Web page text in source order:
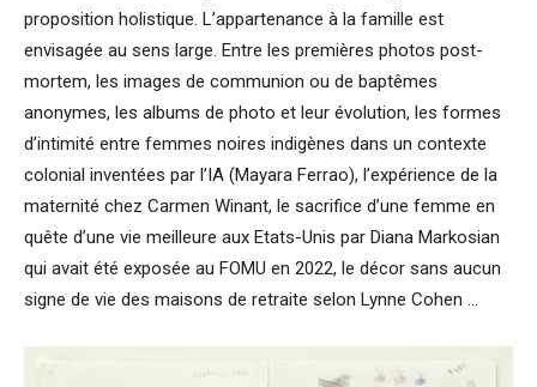
proposition holistique. L’appartenance à la famille est
envisagée au sens large. Entre les premières photos post-
mortem, les images de communion ou de baptêmes
anonymes, les albums de photo et leur évolution, les formes
d’intimité entre femmes noires indigènes dans un contexte
colonial inventées par l’IA (Mayara Ferrao), l’expérience de la
maternité chez Carmen Winant, le sacrifice d’une femme en
quête d’une vie meilleure aux Etats-Unis par Diana Markosian
qui avait été exposée au FOMU en 2022, le décor sans aucun
signe de vie des maisons de retraite selon Lynne Cohen …